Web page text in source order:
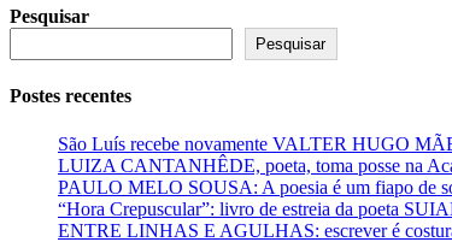
Pesquisar
Pesquisar
Postes recentes
São Luís recebe novamente VALTER HUGO
LUIZA CANTANHÊDE, poeta, toma posse na
PAULO MELO SOUSA: A poesia é um fiapo de
“Hora Crepuscular”: livro de estreia da poeta
ENTRE LINHAS E AGULHAS: escrever é